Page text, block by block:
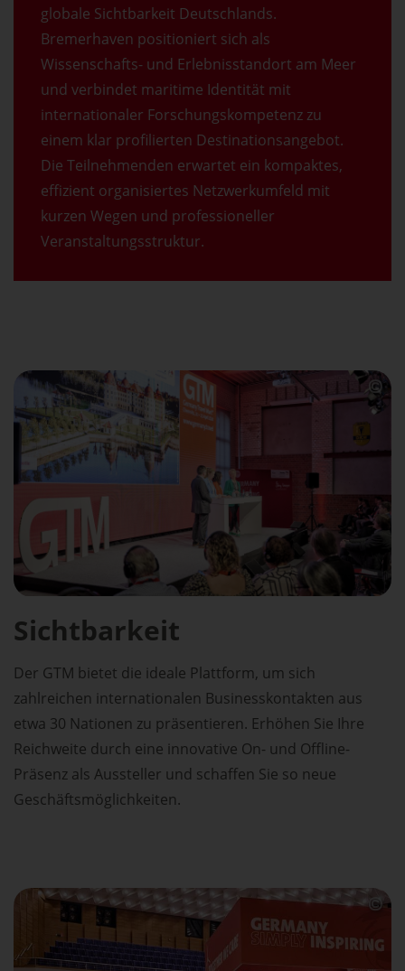
globale Sichtbarkeit Deutschlands.
Bremerhaven positioniert sich als
Wissenschafts- und Erlebnisstandort am Meer
und verbindet maritime Identität mit
internationaler Forschungskompetenz zu
einem klar profilierten Destinationsangebot.
Die Teilnehmenden erwartet ein kompaktes,
effizient organisiertes Netzwerkumfeld mit
kurzen Wegen und professioneller
Veranstaltungsstruktur.
Sichtbarkeit
Der GTM bietet die ideale Plattform, um sich
zahlreichen internationalen Businesskontakten aus
etwa 30 Nationen zu präsentieren. Erhöhen Sie Ihre
Reichweite durch eine innovative On- und Offline-
Präsenz als Aussteller und schaffen Sie so neue
Geschäftsmöglichkeiten.